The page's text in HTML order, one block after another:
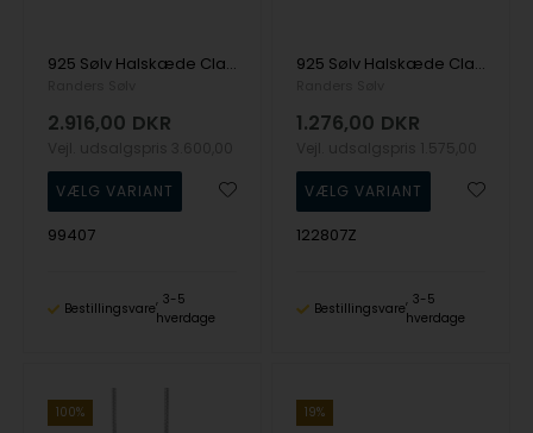
925 Sølv Halskæde Classic med Oxideret overflade fra Randers Sølv
2.916,00 DKR
99407
Bestillingsvare
3-5
hverdage
925 Sølv Halskæde Classic med Rug overflade fra Randers Sølv
1.276,00 DKR
122807Z
Bestillingsvare
3-5
hverdage
100% 19%